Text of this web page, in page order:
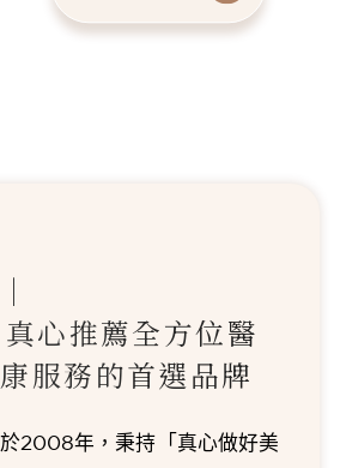
心推薦全方位醫
服務的首選品牌
2008年，秉持「真心做好美